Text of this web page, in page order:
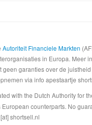
Autoriteit Financiele Markten
in Europa.
geen garanties over de
via info apestaartje
with the Dutch Authority for
counterparts. No
shortsell.nl